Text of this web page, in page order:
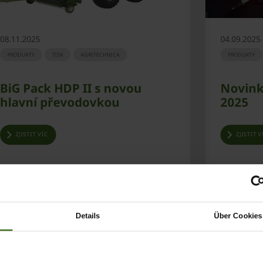
Details Über Cookies
08.11.2025
PRODUKTY TISK AGRITECHNICA
BiG Pack HDP II s novou
hlavní převodovkou
ZJISTIT VÍC
04.09.2025
PRODUKTY
2025
ZJISTIT